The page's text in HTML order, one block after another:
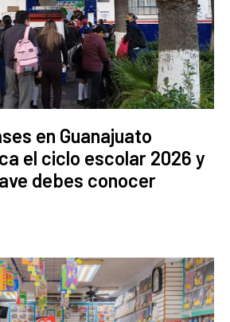
en Guanajuato
el ciclo escolar 2026 y
debes conocer